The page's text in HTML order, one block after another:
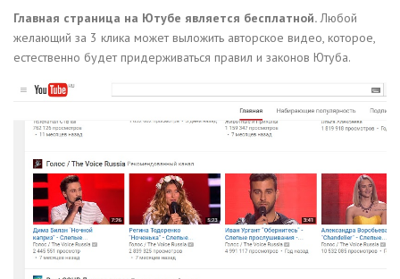
Главная страница на Ютубе является бесплатной.Любой
желающий за 3 клика может выложить авторское видео, которое,
естественно будет придерживаться правил и законов Ютуба.